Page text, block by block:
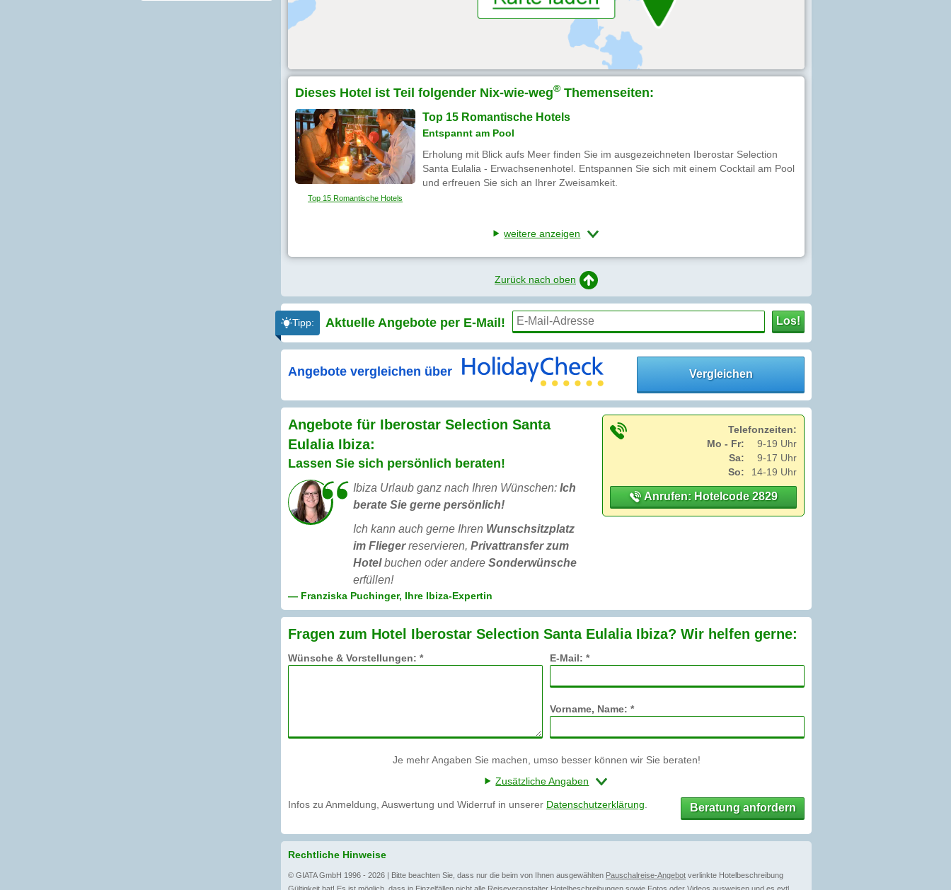
Dieses Hotel ist Teil folgender Nix-wie-weg® Themenseiten:
Top 15 Romantische Hotels
Top 15 Romantische Hotels
Entspannt am Pool
Erholung mit Blick aufs Meer finden Sie im ausgezeichneten Iberostar Selection
Santa Eulalia - Erwachsenenhotel. Entspannen Sie sich mit einem Cocktail am Pool
und erfreuen Sie sich an Ihrer Zweisamkeit.
weitere anzeigen
Zurück nach oben
Tipp: Aktuelle Angebote per E-Mail! Los!
Angebote vergleichen über Vergleichen
Angebote für Iberostar Selection Santa
Eulalia Ibiza:
Lassen Sie sich persönlich beraten!
Ibiza Urlaub ganz nach Ihren Wünschen: Ich
berate Sie gerne persönlich!
Ich kann auch gerne Ihren Wunschsitzplatz
im Fliegerreservieren, Privattransfer zum
Hotelbuchen oder andere Sonderwünsche
erfüllen!
— Franziska Puchinger, Ihre Ibiza-Expertin
Telefonzeiten:
Mo - Fr:
9-19 Uhr
Sa:
9-17 Uhr
So:
14-19 Uhr
Anrufen: Hotelcode 2829
Fragen zum Hotel Iberostar Selection Santa Eulalia Ibiza? Wir helfen gerne:
Wünsche & Vorstellungen: * E-Mail: *
Vorname, Name: *
Je mehr Angaben Sie machen, umso besser können wir Sie beraten!
Zusätzliche Angaben
Infos zu Anmeldung, Auswertung und Widerruf in unserer Datenschutzerklärung Beratung anfordern
Rechtliche Hinweise
© GIATA GmbH 1996 - 2026 | Bitte beachten Sie, dass nur die beim von Ihnen ausgewählten Pauschalreise-Angebot verlinkte Hotelbeschreibung
Gültigkeit hat! Es ist möglich, dass in Einzelfällen nicht alle Reiseveranstalter Hotelbeschreibungen sowie Fotos oder Videos ausweisen und es evtl.